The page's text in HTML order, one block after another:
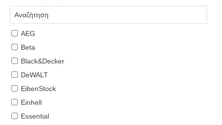
AEG
Beta
Black&Decker
DeWALT
EibenStock
Einhell
Essential